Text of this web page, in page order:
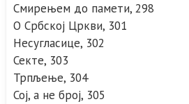
Смирењем до памети, 298
О Србској Цркви, 301
Несугласице, 302
Секте, 303
Трпљење, 304
Сој, а не број, 305